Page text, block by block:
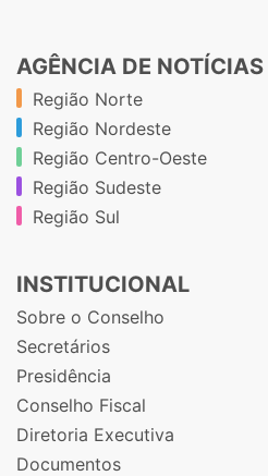
AGÊNCIA DE NOTÍCIAS
Região Norte
Região Nordeste
Região Centro-Oeste
Região Sudeste
Região Sul
INSTITUCIONAL
Sobre o Conselho
Secretários
Presidência
Conselho Fiscal
Diretoria Executiva
Documentos